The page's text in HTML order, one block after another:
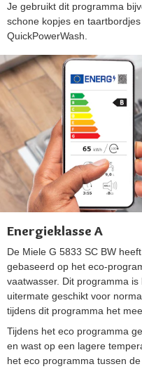
Je gebruikt dit programma
schone kopjes en
QuickPowerWash.
Energieklasse A
De Miele G 5833 SC BW
gebaseerd op het eco-
vaatwasser. Dit programma
uitermate geschikt voor
tijdens dit programma het
Tijdens het eco programma
en wast op een lagere
het eco programma tussen